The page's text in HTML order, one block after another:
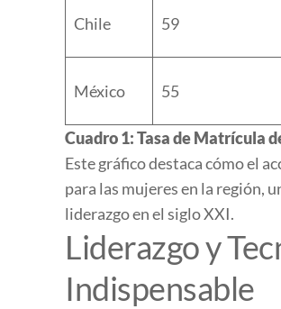
Chile 59
México 55
Cuadro 1: Tasa de Matrícula
Este gráfico destaca cómo el
para las mujeres en la región,
liderazgo en el siglo XXI.
Liderazgo y
Indispensable